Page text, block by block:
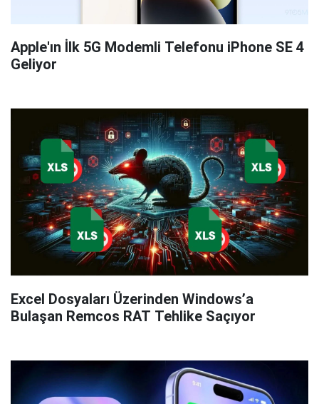
Apple'ın İlk 5G Modemli Telefonu iPhone SE 4
Geliyor
Excel Dosyaları Üzerinden Windows’a
Bulaşan Remcos RAT Tehlike Saçıyor